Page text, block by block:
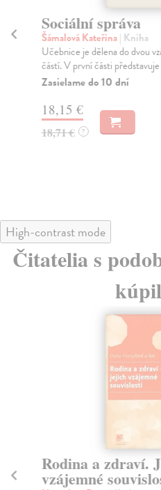
Sociální správa
Šámalová Kateřina| Kniha
Učebnice je dělena do dvou
částí. V první části
Zasielame do 10 dní
18,15 €
18,71 € ?
High-contrast mode
Čitatelia s
Rodina a zdraví.
vzájemné